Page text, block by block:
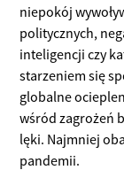
niepokój
politycznych,
inteligencji czy
starzeniem się
globalne
wśród zagrożeń
lęki. Najmniej
pandemii.